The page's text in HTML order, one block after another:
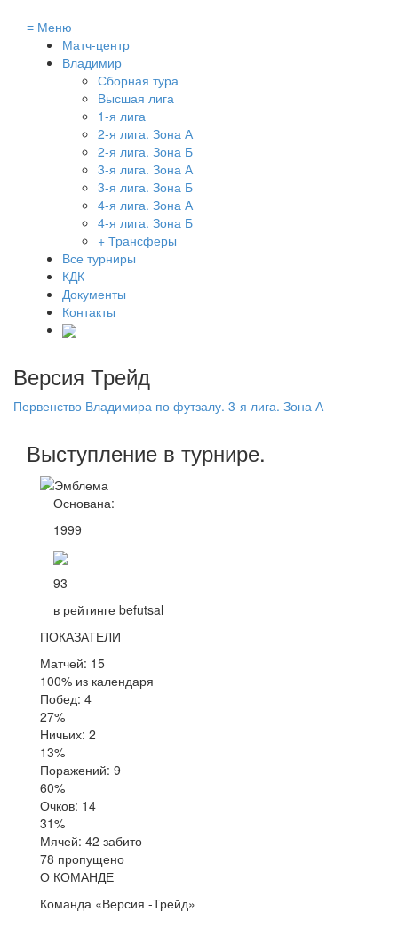
≡ Меню
Матч-центр
Владимир
Сборная тура
Высшая лига
1-я лига
2-я лига. Зона А
2-я лига. Зона Б
3-я лига. Зона А
3-я лига. Зона Б
4-я лига. Зона А
4-я лига. Зона Б
+ Трансферы
Все турниры
КДК
Документы
Контакты
Версия Трейд
Первенство Владимира по футзалу. 3-я лига. Зона А
Выступление в турнире.
Основана:
1999
93
в рейтинге befutsal
ПОКАЗАТЕЛИ
Матчей: 15
100% из календаря
Побед: 4
27%
Ничьих: 2
13%
Поражений: 9
60%
Очков: 14
31%
Мячей: 42 забито
78 пропущено
О КОМАНДЕ
Команда «Версия -Трейд»